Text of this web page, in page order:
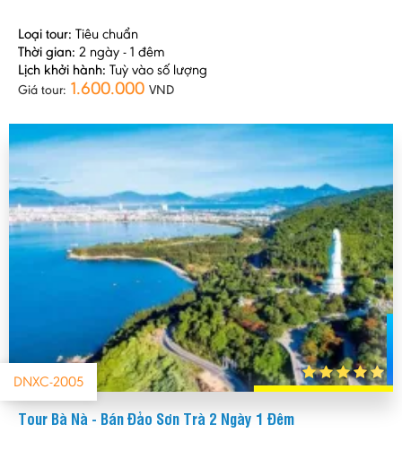
Loại tour: Tiêu chuẩn
Thời gian: 2 ngày - 1 đêm
Lịch khởi hành: Tuỳ vào số lượng
Giá tour: 1.600.000 VND
DNXC-2005
Tour Bà Nà - Bán Đảo Sơn Trà 2 Ngày 1 Đêm